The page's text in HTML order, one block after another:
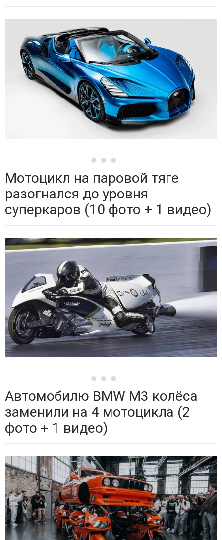
Мотоцикл на паровой тяге
разогнался до уровня
суперкаров (10 фото + 1 видео)
Автомобилю BMW M3 колёса
заменили на 4 мотоцикла (2
фото + 1 видео)